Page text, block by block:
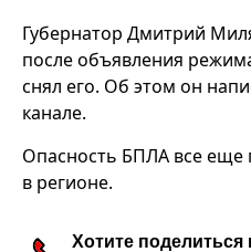
Губернатор Дмитрий
после объявления
снял его. Об этом он
канале.
Опасность БПЛА все еще
в регионе.
Хотите